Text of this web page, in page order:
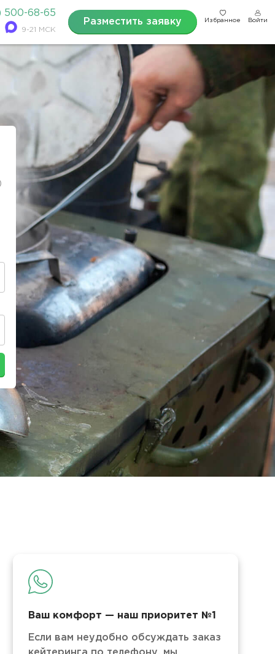
500-68-65
9-21 МСК
Разместить заявку Избранное Войти
Ваш комфорт — наш приоритет №1
Если вам неудобно обсуждать заказ